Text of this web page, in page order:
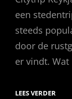
een
steeds
door de
er vindt. Wat
LEES VERDER